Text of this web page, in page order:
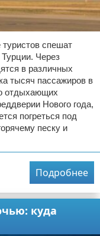
спешат
Через
в различных
тысяч пассажиров в
отдыхающих
Нового года,
погреться под
песку и
Подробнее
куда